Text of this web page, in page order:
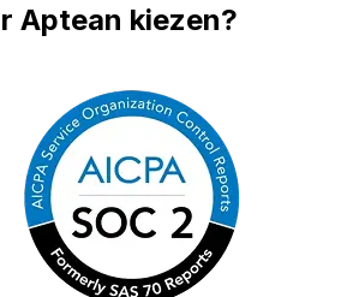
Aptean kiezen?